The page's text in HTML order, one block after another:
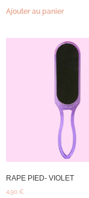
Ajouter au panier
RAPE PIED- VIOLET
4,90 €